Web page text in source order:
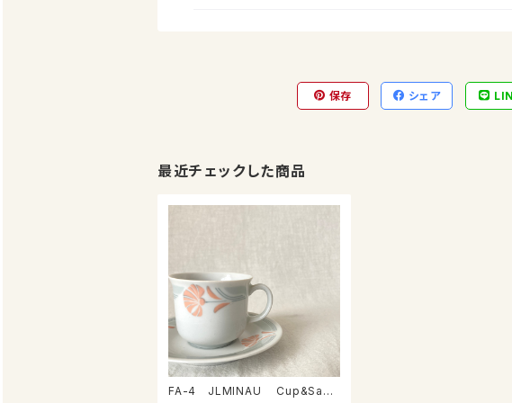
保存 シェア
最近チェックした商品
FA-4 JLMINAU Cup&Sauc